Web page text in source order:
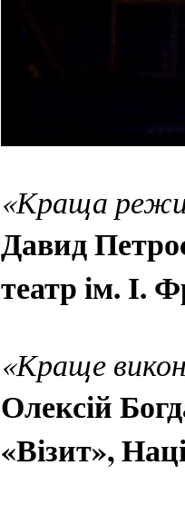
«Краща
Давид
театр ім. І.
«Краще
Олексій
«Візит»,